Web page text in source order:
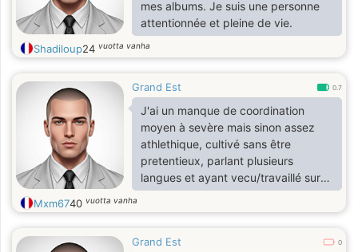
mes albums. Je suis une personne
attentionnée et pleine de vie.
Shadiloup24 vuotta vanha
Grand Est 0.7
J'ai un manque de coordination
moyen à sevère mais sinon assez
athlethique, cultivé sans être
pretentieux, parlant plusieurs
langues et ayant vecu/travaillé sur
de differents continents etc.
Mxm6740 vuotta vanha
Grand Est 0